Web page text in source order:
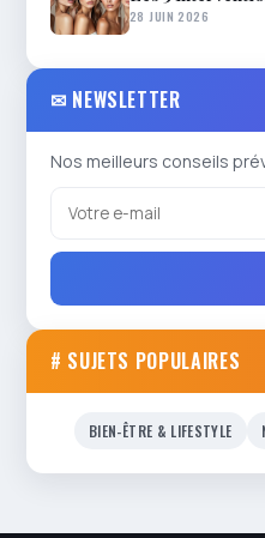
28 JUIN 2026
✉ NEWSLETTER
Nos meilleurs conseils
# SUJETS POPULAIRES
BIEN-ÊTRE & LIFESTYLE